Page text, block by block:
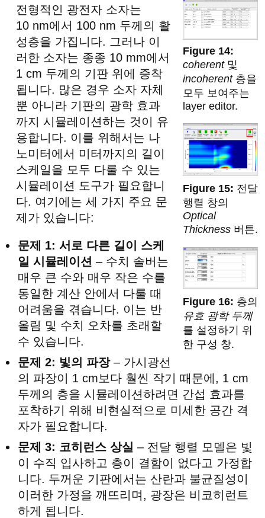
coherent및
incoherent층을
모두 보여주는
layer editor.
전달
행렬 창의
Optical
Thickness버튼.
층의
유효 광학 두께
를 설정하기 위
한 구성 창.
전형적인 광전자 소자는
10 nm에서 100 nm 두께의 활
성층을 가집니다. 그러나 이
러한 소자는 종종 10 mm에서
1 cm 두께의 기판 위에 증착
됩니다. 많은 경우 소자 자체
뿐 아니라 기판의 광학 효과
까지 시뮬레이션하는 것이 유
용합니다. 이를 위해서는 나
노미터에서 미터까지의 길이
스케일을 모두 다룰 수 있는
시뮬레이션 도구가 필요합니
다. 여기에는 세 가지 주요 문
제가 있습니다:
문제 1: 서로 다른 길이 스케
일 시뮬레이션 – 수치 솔버는
매우 큰 수와 매우 작은 수를
동일한 계산 안에서 다룰 때
어려움을 겪습니다. 이는 반
올림 및 수치 오차를 초래할
수 있습니다.
문제 2: 빛의 파장– 가시광선
의 파장이 1 cm보다 훨씬 작기 때문에, 1 cm
두께의 층을 시뮬레이션하려면 간섭 효과를
포착하기 위해 비현실적으로 미세한 공간 격
자가 필요합니다.
문제 3: 코히런스 상실 – 전달 행렬 모델은 빛
이 수직 입사하고 층이 결함이 없다고 가정합
니다. 두꺼운 기판에서는 산란과 불균질성이
이러한 가정을 깨뜨리며, 광장은 비코히런트
하게 됩니다.